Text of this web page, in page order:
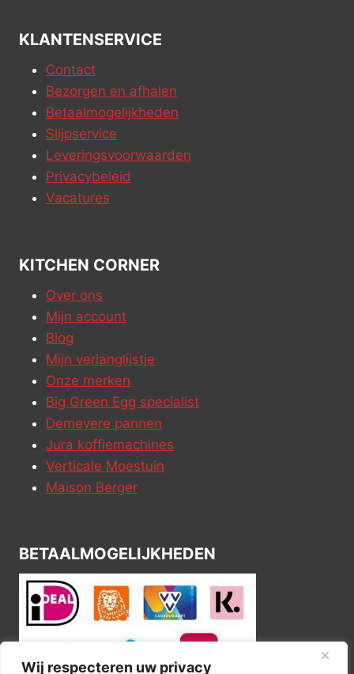
Wij respecteren uw privacy
KLANTENSERVICE
Contact
Bezorgen en afhalen
Betaalmogelijkheden
Slijpservice
Leveringsvoorwaarden
Privacybeleid
Vacatures
KITCHEN CORNER
Over ons
Mijn account
Blog
Mijn verlanglijstje
Onze merken
Big Green Egg specialist
Demeyere pannen
Jura koffiemachines
Verticale Moestuin
Maison Berger
BETAALMOGELIJKHEDEN